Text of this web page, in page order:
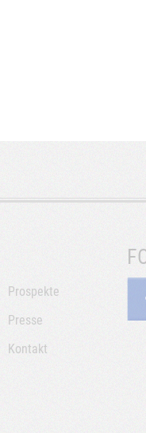
Prospekte
Presse
Kontakt